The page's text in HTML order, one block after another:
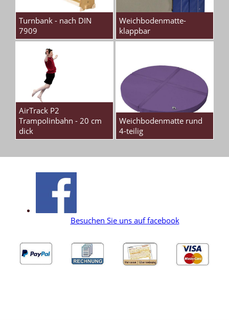
Turnbank - nach DIN
7909
Weichbodenmatte-
klappbar
AirTrack P2
Trampolinbahn - 20 cm
dick
Weichbodenmatte rund
4-teilig
Besuchen Sie uns auf facebook